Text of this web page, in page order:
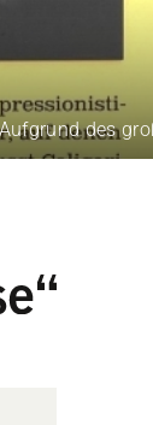
des